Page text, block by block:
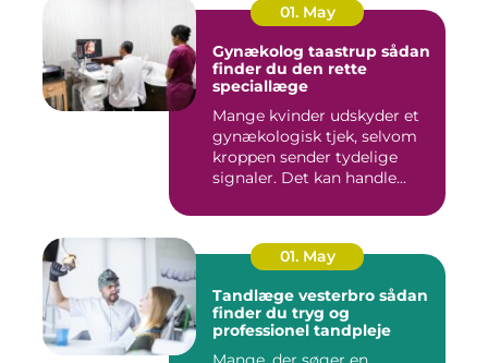
01. May
Gynækolog taastrup sådan
finder du den rette
speciallæge
Mange kvinder udskyder et
gynækologisk tjek, selvom
kroppen sender tydelige
signaler. Det kan handle...
01. May
Tandlæge vesterbro sådan
finder du tryg og
professionel tandpleje